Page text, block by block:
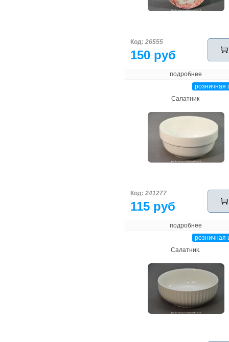
Код: 26555
150 руб
подробнее
розничная
Салатник
Код: 241277
115 руб
подробнее
розничная
Салатник.